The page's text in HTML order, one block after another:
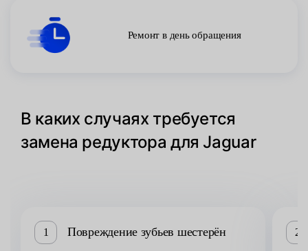
Ремонт в день обращения
В каких случаях требуется
замена редуктора для Jaguar
1 Повреждение зубьев шестерён 2